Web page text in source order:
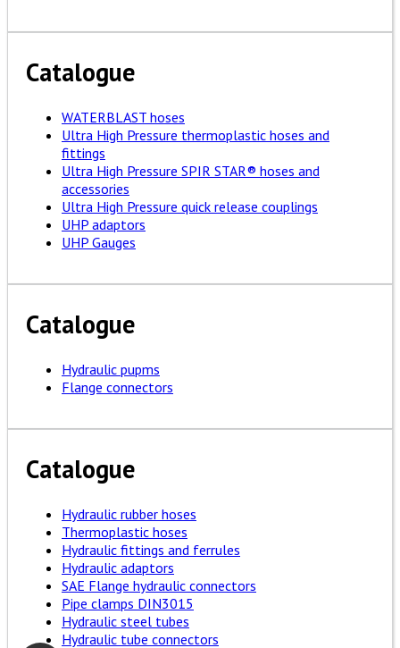
Catalogue
WATERBLAST hoses
Ultra High Pressure thermoplastic hoses and
fittings
Ultra High Pressure SPIR STAR® hoses and
accessories
Ultra High Pressure quick release couplings
UHP adaptors
UHP Gauges
Catalogue
Hydraulic pupms
Flange connectors
Catalogue
Hydraulic rubber hoses
Thermoplastic hoses
Hydraulic fittings and ferrules
Hydraulic adaptors
SAE Flange hydraulic connectors
Pipe clamps DIN3015
Hydraulic steel tubes
Hydraulic tube connectors